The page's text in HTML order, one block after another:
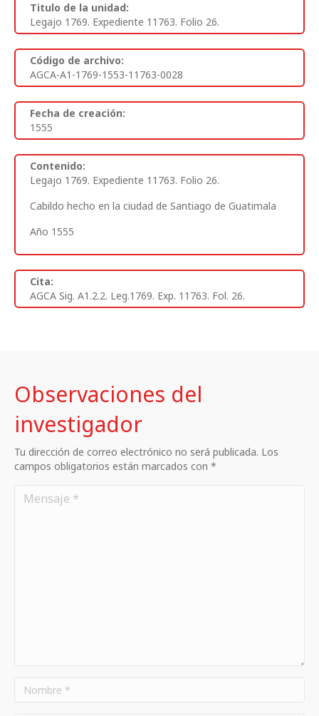
Titulo de la unidad:
Legajo 1769. Expediente 11763. Folio 26.
Código de archivo:
AGCA-A1-1769-1553-11763-0028
Fecha de creación:
1555
Contenido:
Legajo 1769. Expediente 11763. Folio 26.
Cabildo hecho en la ciudad de Santiago de Guatimala
Año 1555
Cita:
AGCA Sig. A1.2.2. Leg.1769. Exp. 11763. Fol. 26.
Observaciones del
investigador
Tu dirección de correo electrónico no será publicada. Los
campos obligatorios están marcados con *